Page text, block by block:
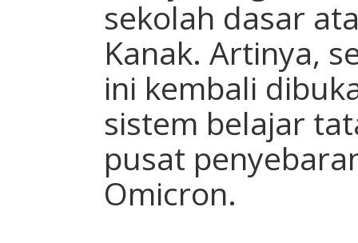
sekolah dasar
Kanak. Artinya,
ini kembali
sistem belajar
pusat
Omicron.